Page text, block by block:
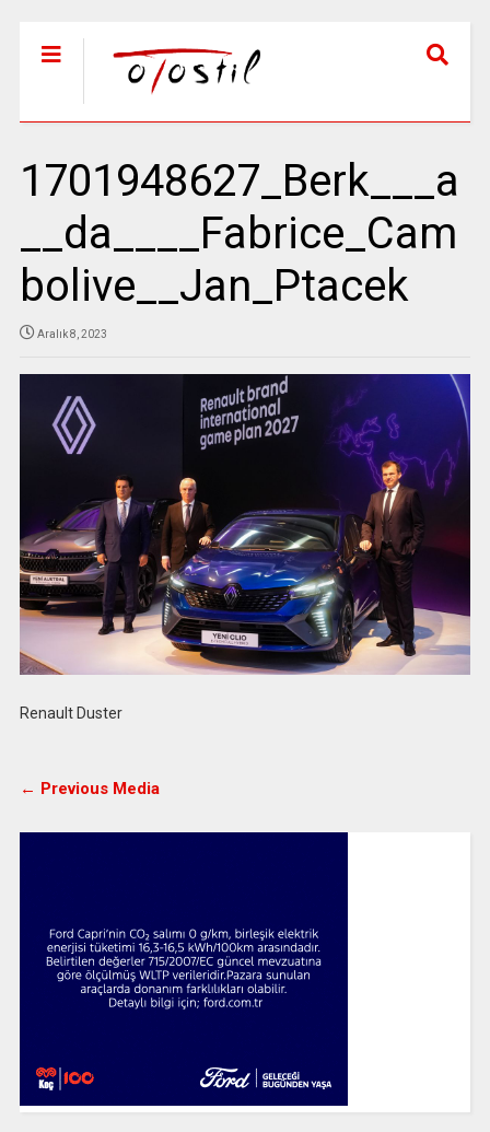
1701948627_Berk___a
__da____Fabrice_Cam
bolive__Jan_Ptacek
Aralık 8, 2023
Renault Duster
← Previous Media